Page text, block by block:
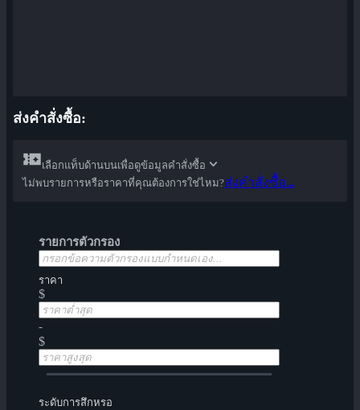
ส่งคำสั่งซื้อ:
เลือกแท็บด้านบนเพื่อดูข้อมูลคำสั่งซื้อ
ไม่พบรายการหรือราคาที่คุณต้องการใช่ไหม?ส่งคำสั่งซื้อ...
รายการตัวกรอง
ราคา
$
-
$
ระดับการสึกหรอ